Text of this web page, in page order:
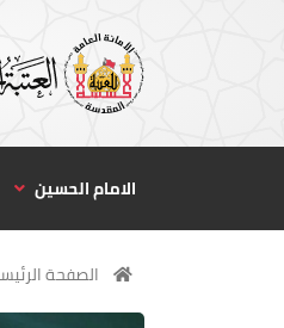
الامام الحسين
الصفحة